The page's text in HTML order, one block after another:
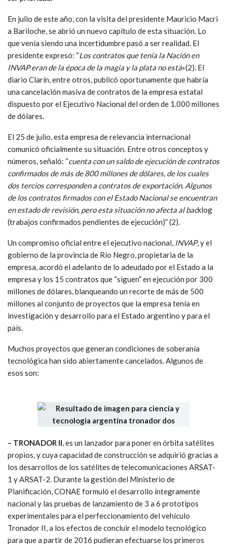
empresa INVAP, que no está exenta de estos recortes y del
nuevo direccionamiento de la política de gobierno. Ya desde el
2015 la empresa esperaba respuestas claras respecto a los
proyectos que tendrían continuidad y aquellos que dejarían de
ser prioridad.
En julio de este año, con la visita del presidente Mauricio Macri
a Bariloche, se abrió un nuevo capítulo de esta situación. Lo
que venía siendo una incertidumbre pasó a ser realidad. El
INVAP eran de la época de la magia y la plata no está«(2). El
diario Clarín, entre otros, publicó oportunamente que habría
una cancelación masiva de contratos de la empresa estatal
dispuesto por el Ejecutivo Nacional del orden de 1.000 millones
de dólares.
El 25 de julio, esta empresa de relevancia internacional
comunicó oficialmente su situación. Entre otros conceptos y
confirmados de más de 800 millones de dólares, de los cuales
dos tercios corresponden a contratos de exportación. Algunos
de los contratos firmados con el Estado Nacional se encuentran
en estado de revisión, pero esta situación no afecta al bac klog
(trabajos confirmados pendientes de ejecución)” (2).
Un compromiso oficial entre el ejecutivo nacional,INVAP, y el
gobierno de la provincia de Río Negro, propietaria de la
empresa y los 15 contratos que “siguen” en ejecución por 300
millones de dólares, blanqueando un recorte de más de 500
millones al conjunto de proyectos que la empresa tenía en
Muchos proyectos que generan condiciones de soberanía
esos son:
– TRONADOR II, es un lanzador para poner en órbita satélites
propios, y cuya capacidad de construcción se adquirió gracias a
los desarrollos de los satélites de telecomunicaciones ARSAT-